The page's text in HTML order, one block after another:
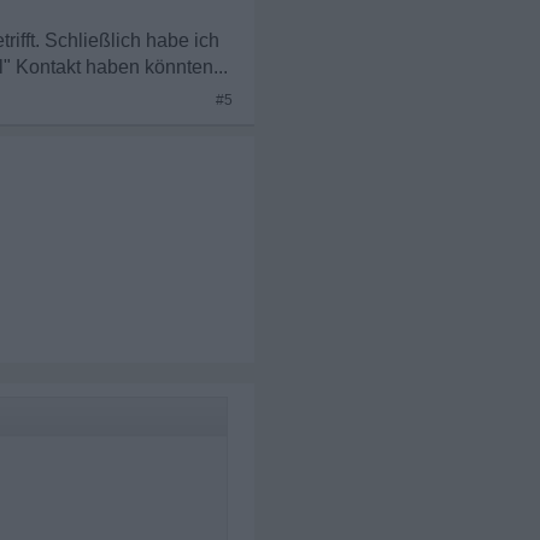
Schließlich habe ich
Kontakt haben könnten...
#5